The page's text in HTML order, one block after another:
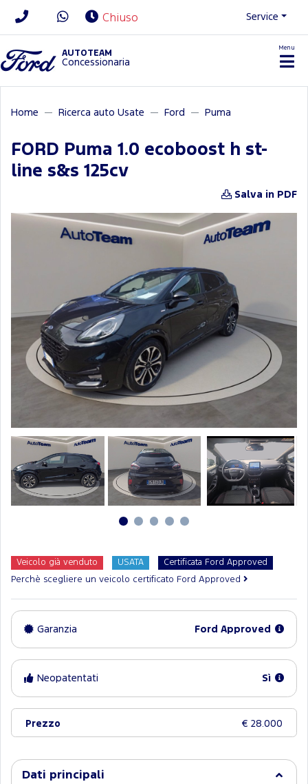
Chiuso Service
AUTOTEAM
Concessionaria
Menu
Home Ricerca auto Usate Ford Puma
FORD Puma 1.0 ecoboost h st-
line s&s 125cv
Salva in PDF
Veicolo già venduto USATA Certificata Ford Approved
Perchè scegliere un veicolo certificato Ford Approved
Garanzia Ford Approved
Neopatentati Sì
Prezzo € 28.000
Dati principali